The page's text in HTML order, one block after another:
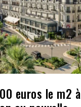
euros le m2 à